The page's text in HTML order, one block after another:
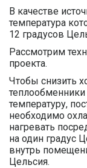
В качестве
температура
12 градусов
Рассмотрим
проекта.
Чтобы снизить
температуру,
необходимо
нагревать
на один градус
внутрь
Цельсия.